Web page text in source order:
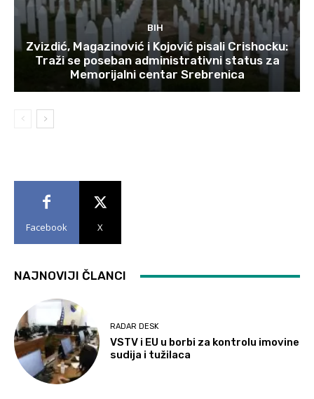
BIH
Zvizdić, Magazinović i Kojović pisali Crishocku:
Traži se poseban administrativni status za
Memorijalni centar Srebrenica
Facebook X
NAJNOVIJI ČLANCI
RADAR DESK
VSTV i EU u borbi za kontrolu imovine
sudija i tužilaca